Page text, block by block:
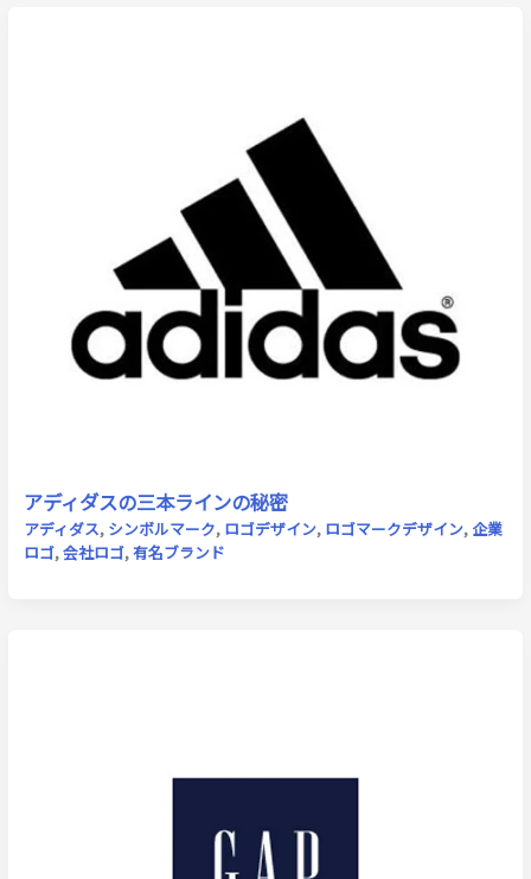
アディダスの三本ラインの秘密
アディダス, シンボルマーク, ロゴデザイン, ロゴマークデザイン, 企業
ロゴ,会社ロゴ,有名ブランド